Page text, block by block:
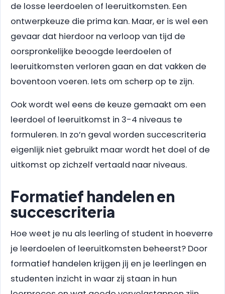
de losse leerdoelen of leeruitkomsten. Een
ontwerpkeuze die prima kan. Maar, er is wel een
gevaar dat hierdoor na verloop van tijd de
oorspronkelijke beoogde leerdoelen of
leeruitkomsten verloren gaan en dat vakken de
boventoon voeren. Iets om scherp op te zijn.
Ook wordt wel eens de keuze gemaakt om een
leerdoel of leeruitkomst in 3-4 niveaus te
formuleren. In zo’n geval worden succescriteria
eigenlijk niet gebruikt maar wordt het doel of de
uitkomst op zichzelf vertaald naar niveaus.
Formatief handelen en
succescriteria
Hoe weet je nu als leerling of student in hoeverre
je leerdoelen of leeruitkomsten beheerst? Door
formatief handelen krijgen jij en je leerlingen en
studenten inzicht in waar zij staan in hun